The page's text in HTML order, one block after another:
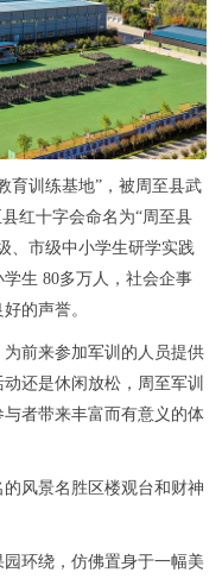
育训练基地”，被周至县武
红十字会命名为“周至县
、市级中小学生研学实践
生 80多万人，社会企事
的声誉。
前来参加军训的人员提供
还是休闲放松，周至军训
者带来丰富而有意义的体
风景名胜区楼观台和财神
环绕，仿佛置身于一幅美